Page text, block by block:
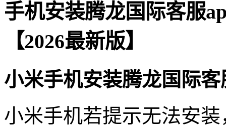
手机安装腾龙国际客服
【2026最新版】
小米手机安装腾龙国际
小米手机若提示无法安